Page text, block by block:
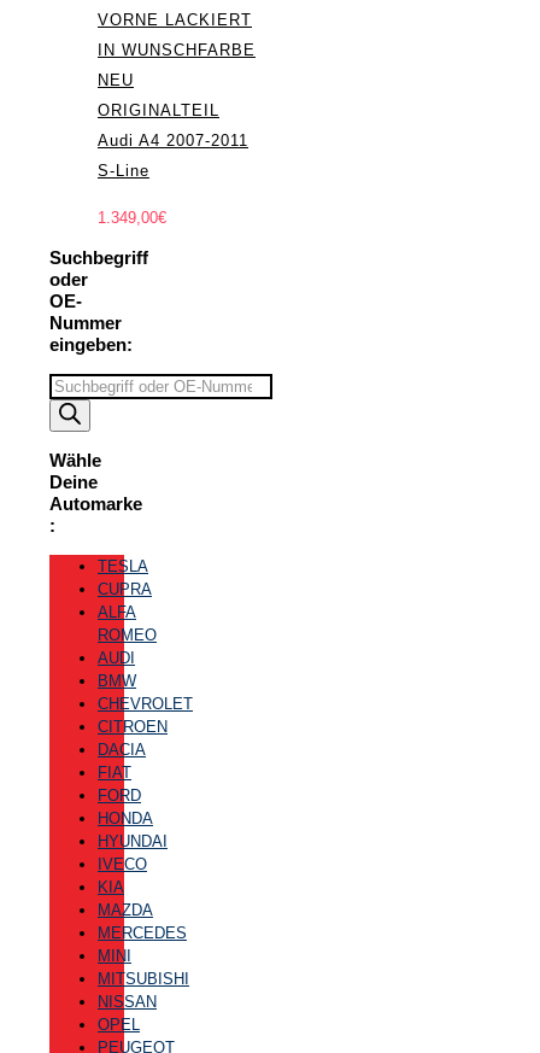
VORNE LACKIERT
IN WUNSCHFARBE
NEU
ORIGINALTEIL
Audi A4 2007-2011
S-Line
1.349,00€
Suchbegriff
oder
OE-
Nummer
eingeben:
Suchbegriff
eingeben
Wähle
Deine
Automarke
:
TESLA
CUPRA
ALFA
ROMEO
AUDI
BMW
CHEVROLET
CITROEN
DACIA
FIAT
FORD
HONDA
HYUNDAI
IVECO
KIA
MAZDA
MERCEDES
MINI
MITSUBISHI
NISSAN
OPEL
PEUGEOT